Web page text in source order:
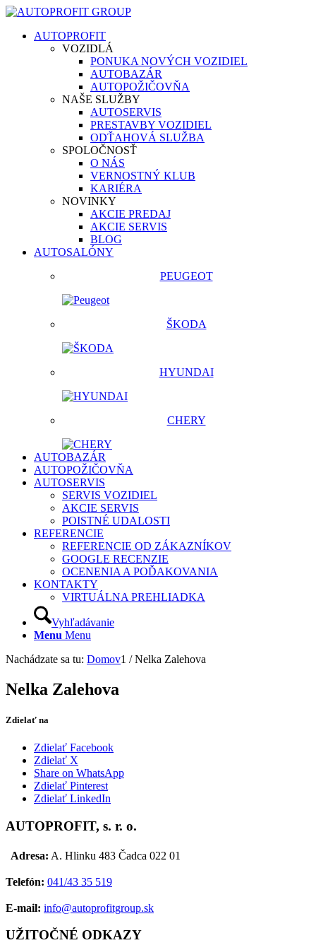
AUTOPROFIT
VOZIDLÁ
PONUKA NOVÝCH VOZIDIEL
AUTOBAZÁR
AUTOPOŽIČOVŇA
NAŠE SLUŽBY
AUTOSERVIS
PRESTAVBY VOZIDIEL
ODŤAHOVÁ SLUŽBA
SPOLOČNOSŤ
O NÁS
VERNOSTNÝ KLUB
KARIÉRA
NOVINKY
AKCIE PREDAJ
AKCIE SERVIS
BLOG
AUTOSALÓNY
PEUGEOT
ŠKODA
HYUNDAI
CHERY
AUTOBAZÁR
AUTOPOŽIČOVŇA
AUTOSERVIS
SERVIS VOZIDIEL
AKCIE SERVIS
POISTNÉ UDALOSTI
REFERENCIE
REFERENCIE OD ZÁKAZNÍKOV
GOOGLE RECENZIE
OCENENIA A POĎAKOVANIA
KONTAKTY
VIRTUÁLNA PREHLIADKA
Vyhľadávanie
Menu Menu
Nachádzate sa tu: Domov1 / Nelka Zalehova
Nelka Zalehova
Zdielať na
Zdielať Facebook
Zdielať X
Share on WhatsApp
Zdielať Pinterest
Zdielať LinkedIn
AUTOPROFIT, s. r. o.
Adresa: A. Hlinku 483 Čadca 022 01
Telefón: 041/43 35 519
E-mail: info@autoprofitgroup.sk
UŽITOČNÉ ODKAZY